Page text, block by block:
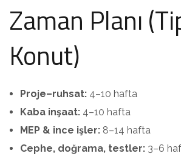
Zaman Planı
Konut)
Proje–ruhsat: 4–10 hafta
Kaba inşaat: 4–10 hafta
MEP & ince işler: 8–14 hafta
Cephe, doğrama, testler: 3–6